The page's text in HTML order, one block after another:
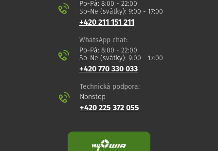
Po-Pá: 8:00 - 22:00
So-Ne (svátky): 9:00 - 17:00
+420 211 151 211
WhatsApp chat:
Po-Pá: 8:00 - 22:00
So-Ne (svátky): 9:00 - 17:00
+420 770 330 033
Technická podpora:
Nonstop
+420 225 372 055